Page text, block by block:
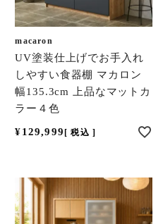
macaron
UV塗装仕上げでお手入れ
しやすい食器棚 マカロン
幅135.3cm 上品なマットカ
ラー４色
¥129,999 税込